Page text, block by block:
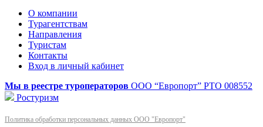
О компании
Турагентствам
Направления
Туристам
Контакты
Вход в личный кабинет
Мы в реестре туроператоров ООО “Европорт” РТО 008552
Ростуризм
Политика обработки персональных данных ООО "Европорт"